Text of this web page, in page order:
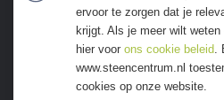
ervoor te zorgen dat je
krijgt. Als je meer wilt
hier voor ons cookie beleid.
www.steencentrum.nl
cookies op onze website.